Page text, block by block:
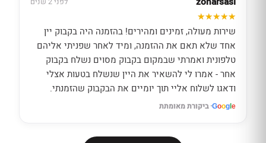
שירות מעולה, זמינים ומהירים! בהזמנה היה בקבוק יין
אחד שלא תאם את ההזמנה, ומיד לאחר שפניתי אליהם
טלפונית ואמרתי שבמקום בקבוק מסוים נשלח בקבוק
אחר - אמרו לי להשאיר את היין שנשלח בטעות אצלי
ודאגו לשלוח אליי תוך יומיים את הבקבוק שהזמנתי.
Google · ביקורת מאומתת